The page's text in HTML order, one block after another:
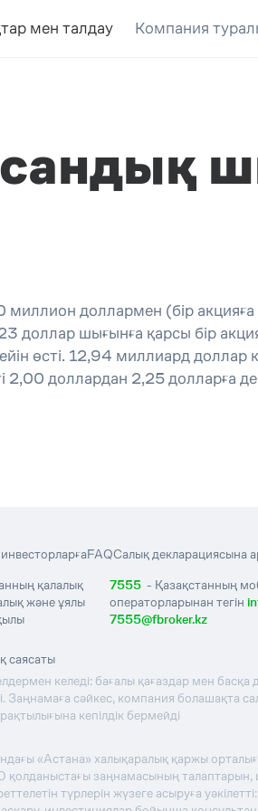
мен талдау Компания
доллармен (бір
шығынға қарсы бір
12,94 миллиард доллар
2,00 доллардан 2,25 долларға
инвесторларғаFAQСалық декларациясына
қалалық
және ұялы
7555 - Қазақстанның
операторларынан тегін
7555@fbroker.kz
саясаты
келеді: бағалы қағаздар мен
сәйкес, компания болашақта
кепілдік бермейді
«Астана» халықаралық қаржы
қолданыстағы заңнамасының
түрлерін жүзеге асыруға